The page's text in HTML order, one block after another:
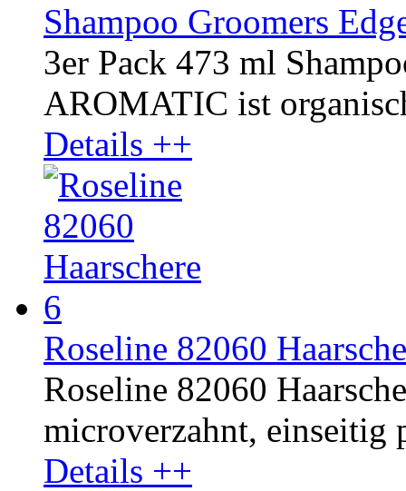
Shampoo Groomers
3er Pack 473 ml
AROMATIC ist
Details ++
Roseline 82060
Roseline 82060
microverzahnt, einseitig
Details ++